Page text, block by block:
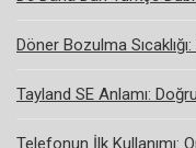
Döner Bozulma
Tayland SE Anlamı:
Telefonun İlk Kullanımı: